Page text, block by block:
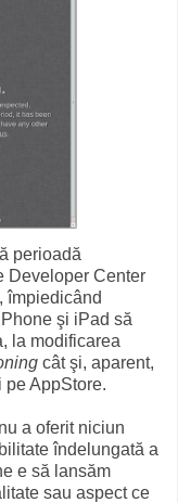
perioadă
Developer Center
împiedicând
şi iPad să
la modificarea
cât şi, aparent,
AppStore.
a oferit niciun
îndelungată a
e să lansăm
sau aspect ce